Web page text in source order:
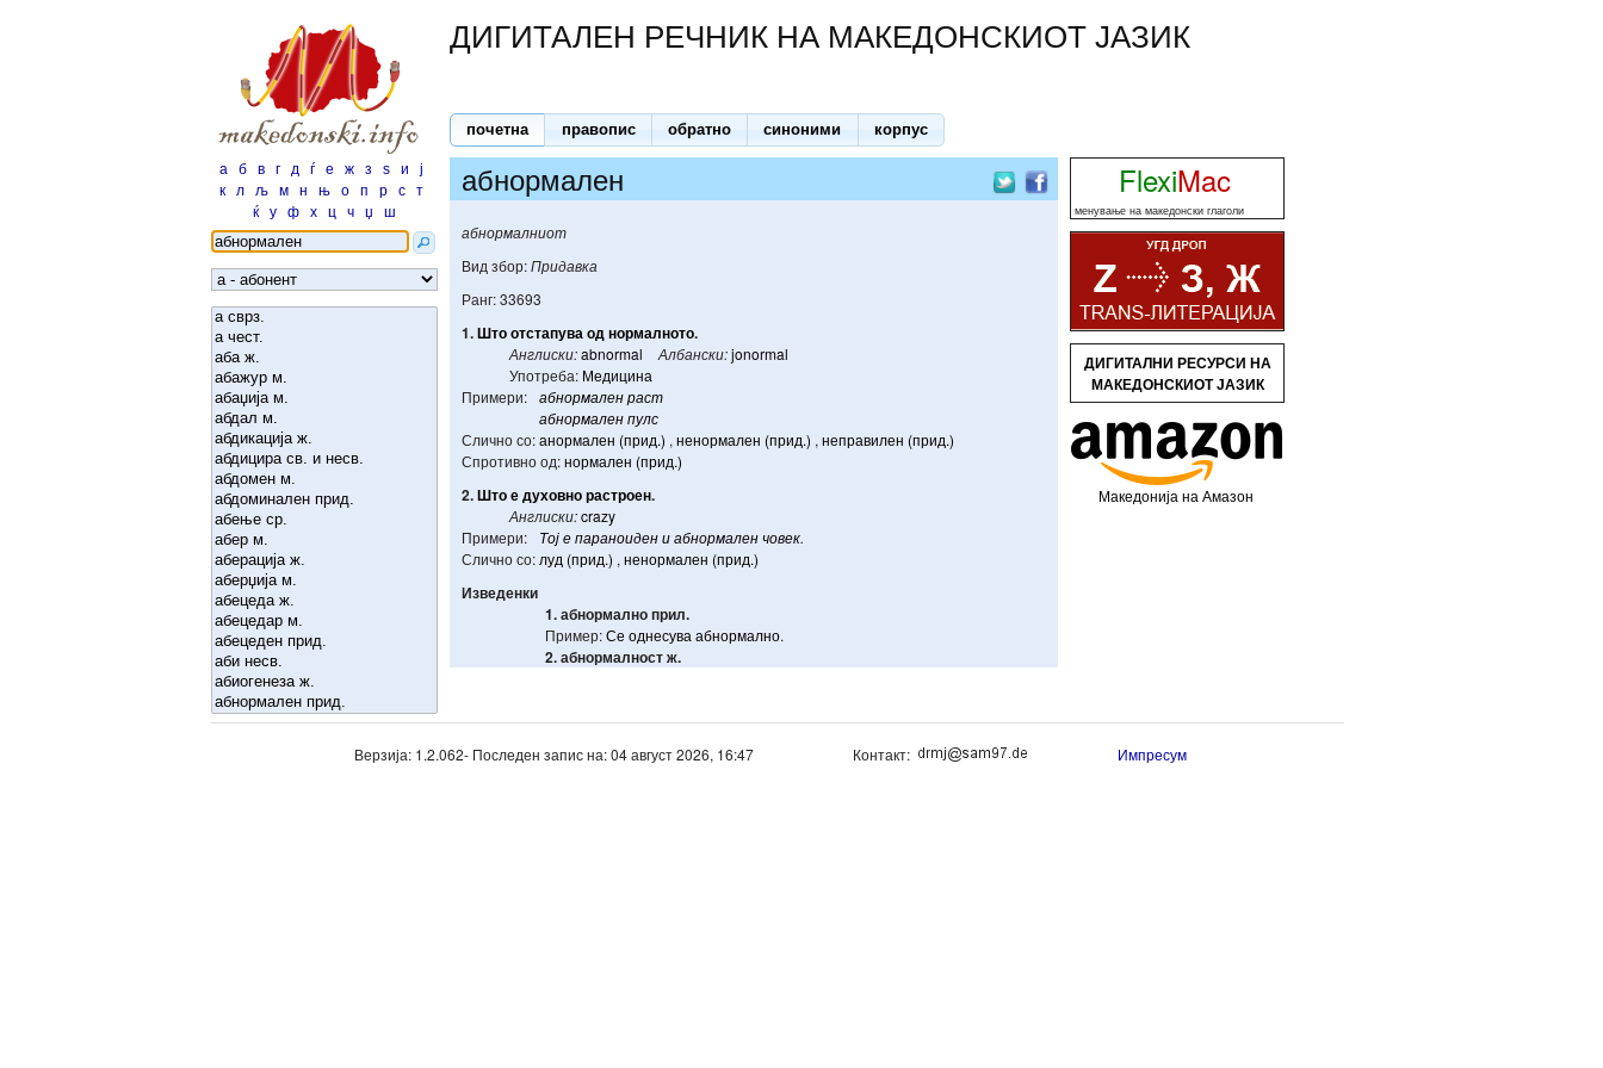
ДИГИТАЛЕН РЕЧНИК НА МАКЕДОНСКИОТ ЈАЗИК
почетна правопис обратно синоними корпус
а б в г д ѓ е ж з ѕ и ј
к
л љ м н њ о п р с т
ќ у ф х ц ч џ ш
абнормален
абнормалниот
Вид збор:Придавка
Ранг: 33693
1.Штоотстапуваоднормалното.
Англиски:abnormal Албански:jonormal
Употреба: Медицина
Примери: абнормаленраст
абнормаленпулс
Слично со:анормален (прид.) , ненормален (прид.) , неправилен (прид.)
Спротивно од:нормален (прид.)
2.Штоедуховнорастроен.
Англиски:crazy
Примери:
Тојепараноидениабнормаленчовек.
Слично со: луд (прид.) , ненормален (прид.)
Изведенки
1. абнормалноприл.
Пример:Се однесува абнормално.
2. абнормалностж.
FlexiMac
менување на македонски глаголи
ДИГИТАЛНИ РЕСУРСИ НА
МАКЕДОНСКИОТ ЈАЗИК
Македонија на Амазон
Верзија: 1.2.062- Последен запис на: 04 август 2026, 16:47 Контакт: Импресум